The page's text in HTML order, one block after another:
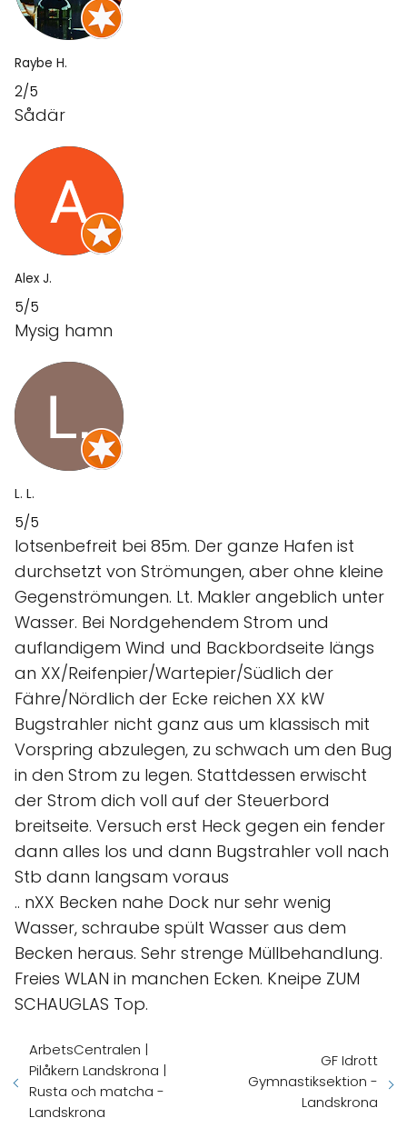
Raybe H.
2/5
Sådär
Alex J.
5/5
Mysig hamn
L. L.
5/5
lotsenbefreit bei 85m. Der ganze Hafen ist
durchsetzt von Strömungen, aber ohne kleine
Gegenströmungen. Lt. Makler angeblich unter
Wasser. Bei Nordgehendem Strom und
auflandigem Wind und Backbordseite längs
an XX/Reifenpier/Wartepier/Südlich der
Fähre/Nördlich der Ecke reichen XX kW
Bugstrahler nicht ganz aus um klassisch mit
Vorspring abzulegen, zu schwach um den Bug
in den Strom zu legen. Stattdessen erwischt
der Strom dich voll auf der Steuerbord
breitseite. Versuch erst Heck gegen ein fender
dann alles los und dann Bugstrahler voll nach
Stb dann langsam voraus
.. nXX Becken nahe Dock nur sehr wenig
Wasser, schraube spült Wasser aus dem
Becken heraus. Sehr strenge Müllbehandlung.
Freies WLAN in manchen Ecken. Kneipe ZUM
SCHAUGLAS Top.
ArbetsCentralen |
Pilåkern Landskrona |
Rusta och matcha -
Landskrona
GF Idrott
Gymnastiksektion -
Landskrona